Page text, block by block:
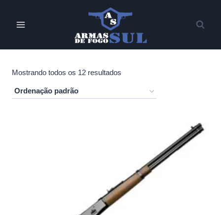
Mostrando todos os 12 resultados